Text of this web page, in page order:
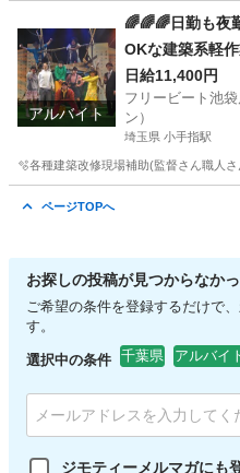
高井戸駅 建築
アルバイト
🌈🌈🌈日勤も夜
OKな建築系軽
日給11,400円
フリービート池
ン）
埼玉県 小手指駅
🫧各種建築改修現場補助(監督さん職人さ
ページTOPへ
お探しの投稿が見つからなか
ご希望の条件を登録するだけで
す。
選択中の条件 千葉県 アルバイ
ジモティーメルマガにも